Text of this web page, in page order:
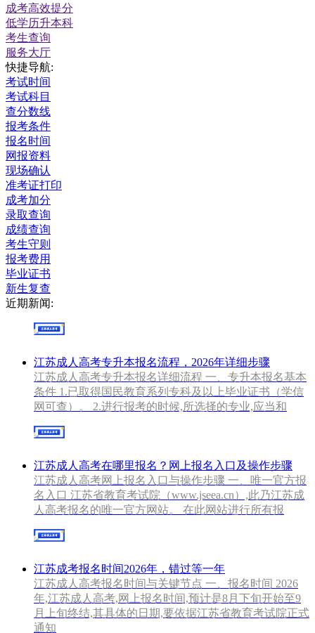
成考高效提分
低学历升本科
考生查询
服务大厅
快捷导航:
考试时间
考试科目
查分数线
报考条件
报名时间
网报资料
现场确认
准考证打印
成考加分
录取查询
成绩查询
考生守则
报考费用
毕业证书
新生复查
近期新闻:
江苏成人高考专升本报名流程，2026年详细步骤
江苏成人高考专升本报名详细流程 一、专升本报名基本
条件 1.已取得国民教育系列专科及以上毕业证书（学信
网可查）。 2.进行报考的时候,所选择的专业,应当和
江苏成人高考在哪里报名？网上报名入口及操作步骤
江苏成人高考网上报名入口与操作步骤 一、唯一官方报
名入口 江苏省教育考试院（www.jseea.cn）,此乃江苏成
人高考报名的唯一官方网站。 在此网站进行所有报
江苏成考报名时间2026年，错过等一年
江苏成人高考报名时间与关键节点 一、报名时间 2026
年,江苏成人高考,网上报名时间,预计是8月下旬开始至9
月上旬终结,其具体的日期,要依据江苏省教育考试院正式
通知